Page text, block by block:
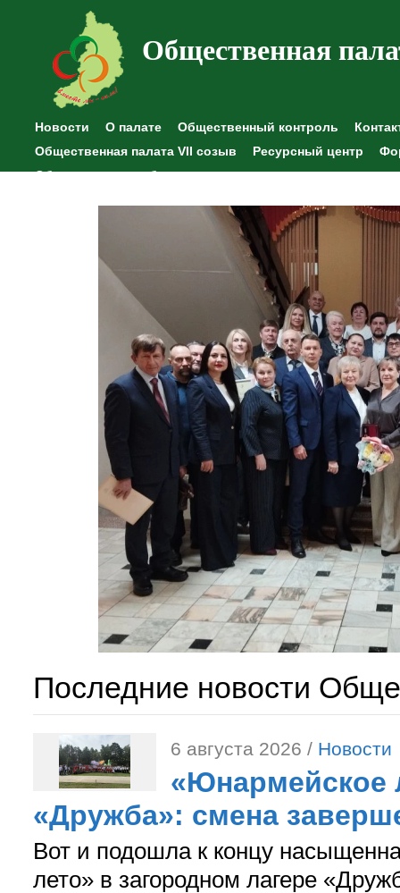
Общественная
Новости О палате Общественный контроль
Общественная палата VII созыв
Ресурсный центр
Общественные наблюдения
Последние новости
6 августа 2026 / Новости
«Юнармейское
«Дружба»: смена
Вот и подошла к концу
лето» в загородном лагере